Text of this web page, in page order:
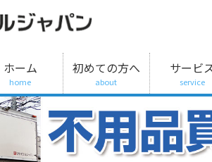
ホーム
home
初めての方へ
about
サービ
service